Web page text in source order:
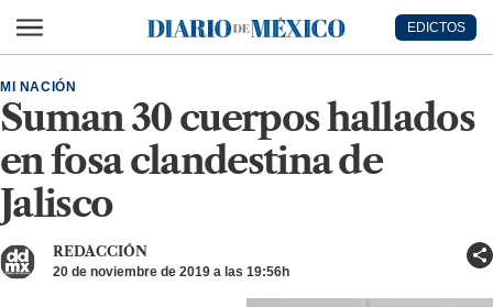
Diario de México
EDICTOS
Suman 30 cuerpos hallados
en fosa clandestina de
Jalisco
MI NACIÓN
REDACCIÓN
20 de noviembre de 2019 a las 19:56h